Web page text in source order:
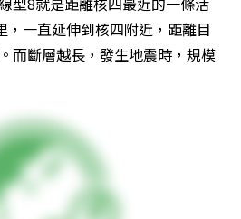
一直延伸到核四附近，距離目
而斷層越長，發生地震時，規模